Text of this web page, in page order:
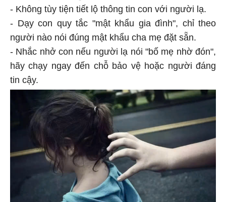
- Không tùy tiện tiết lộ thông tin con với người lạ.
- Dạy con quy tắc "mật khẩu gia đình", chỉ theo
người nào nói đúng mật khẩu cha mẹ đặt sẵn.
- Nhắc nhở con nếu người lạ nói "bố mẹ nhờ đón",
hãy chạy ngay đến chỗ bảo vệ hoặc người đáng
tin cậy.